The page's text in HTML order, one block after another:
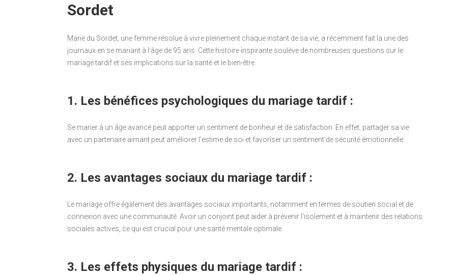
Sordet
Marie du Sordet, une femme résolue à vivre pleinement chaque instant de sa vie, a récemment fait la une des
journaux en se mariant à l’âge de 95 ans. Cette histoire inspirante soulève de nombreuses questions sur le
mariage tardif et ses implications sur la santé et le bien-être.
1. Les bénéfices psychologiques du mariage tardif :
Se marier à un âge avancé peut apporter un sentiment de bonheur et de satisfaction. En effet, partager sa vie
avec un partenaire aimant peut améliorer l’estime de soi et favoriser un sentiment de sécurité émotionnelle.
2. Les avantages sociaux du mariage tardif :
Le mariage offre également des avantages sociaux importants, notamment en termes de soutien social et de
connexion avec une communauté. Avoir un conjoint peut aider à prévenir l’isolement et à maintenir des relations
sociales actives, ce qui est crucial pour une santé mentale optimale.
3. Les effets physiques du mariage tardif :